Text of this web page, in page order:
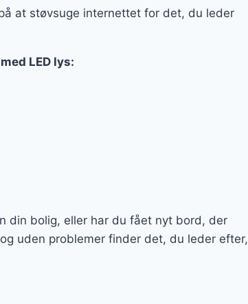
at støvsuge internettet for det, du leder
LED lys:
din bolig, eller har du fået nyt bord, der
uden problemer finder det, du leder efter,